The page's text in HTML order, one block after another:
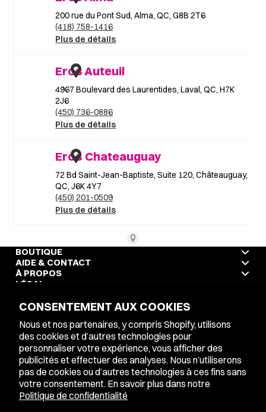
CONSENTEMENT AUX COOKIES
Nous et nos partenaires, y compris Shopify, utilisons
des cookies et d’autres technologies pour
personnaliser votre expérience, vous afficher des
publicités et effectuer des analyses. Nous n’utiliserons
pas de cookies ou d’autres technologies à ces fins sans
votre consentement. En savoir plus dans notre
Politique de confidentialité
BOUTIQUE
AIDE & CONTACT
À PROPOS
LÉGAL
LANGUE ENGLISH
FacebookInstagram